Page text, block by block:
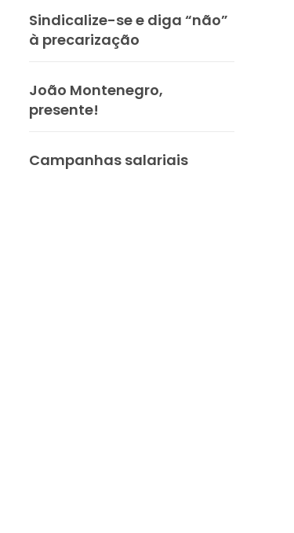
Sindicalize-se e diga “não”
à precarização
João Montenegro,
presente!
Campanhas salariais